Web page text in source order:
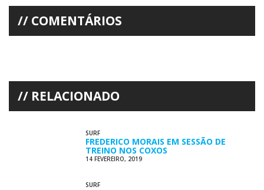
COMENTÁRIOS
RELACIONADO
SURF
FREDERICO MORAIS EM SESSÃO DE
TREINO NOS COXOS
14 FEVEREIRO, 2019
SURF